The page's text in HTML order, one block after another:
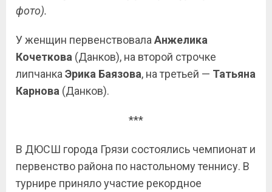
фото).
У женщин первенствовала Анжелика
Кочеткова (Данков), на второй строчке
липчанка Эрика Баязова, на третьей — Татьяна
Карнова (Данков).
***
В ДЮСШ города Грязи состоялись чемпионат и
первенство района по настольному теннису. В
турнире приняло участие рекордное